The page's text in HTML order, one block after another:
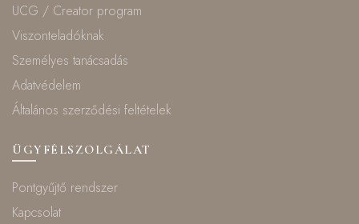
UCG / Creator program
Viszonteladóknak
Személyes tanácsadás
Adatvédelem
Általános szerződési feltételek
ÜGYFÉLSZOLGÁLAT
Pontgyűjtő rendszer
Kapcsolat